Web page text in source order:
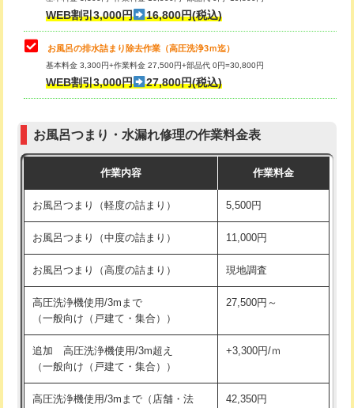
小便器トイレ脱着
その他部品の脱着 8,800円～
交換・取付（タンク）
交換・取付（普通便座） 11,000円+材料費
交換・取付（温水洗浄便座） 16,500円+材料費
交換・取付(単水栓（壁付・デッキ
式）)
13,200円+材料費
交換・取付(混合水栓（壁付・デッキ
式・ワンホール）)
16,500円+材料費
交換・取付(排水栓・排水トラップ
（P/S/ポップアップ））
22,000円+材料費
交換・取付（その他部品） 11,000円+材料費
持込商品取付（単水栓） 13,200円
WEB割引3,000円 16,800円(税込)
お風呂の排水詰まり除去作業（高圧洗浄3ｍ迄）
基本料金 3,300円+作業料金 27,500円+部品代 0円=30,800円
WEB割引3,000円 27,800円(税込)
お風呂つまり・水漏れ修理の作業料金表
作業内容 作業料金
お風呂つまり（軽度の詰まり） 5,500円
お風呂つまり（中度の詰まり） 11,000円
お風呂つまり（高度の詰まり） 現地調査
高圧洗浄機使用/3mまで
（一般向け（戸建て・集合））
27,500円～
追加 高圧洗浄機使用/3m超え
（一般向け（戸建て・集合））
+3,300円/ｍ
高圧洗浄機使用/3mまで（店舗・法
42,350円